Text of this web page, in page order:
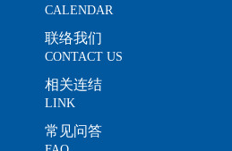
CALENDAR
联络我们
CONTACT US
相关连结
LINK
常见问答